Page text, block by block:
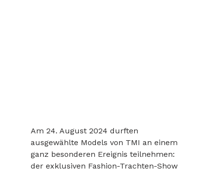
Am 24. August 2024 durften
ausgewählte Models von TMI an einem
ganz besonderen Ereignis teilnehmen:
der exklusiven Fashion-Trachten-Show